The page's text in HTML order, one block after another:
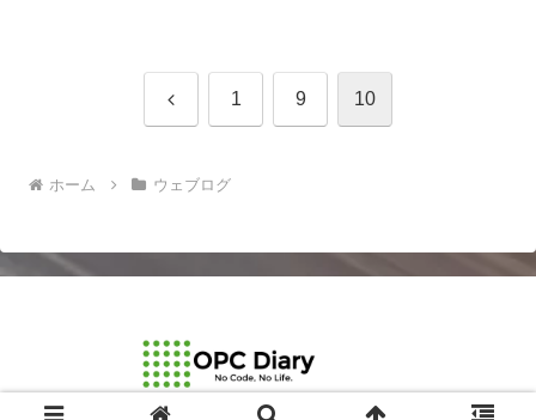
前 1 9 10
ホーム ウェブログ